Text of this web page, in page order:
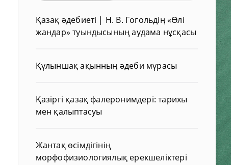
Қазақ әдебиеті | Н. В. Гогольдің «Өлі
жандар» туындысының аудама нұсқасы
Құлыншақ ақынның әдеби мұрасы
Қазіргі қазақ фалеронимдері: тарихы
мен қалыптасуы
Жантақ өсімдігінің
морфофизиологиялық ерекшеліктері